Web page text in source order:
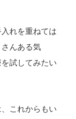
れを重ねては
んある気
試してみたい
これからもい